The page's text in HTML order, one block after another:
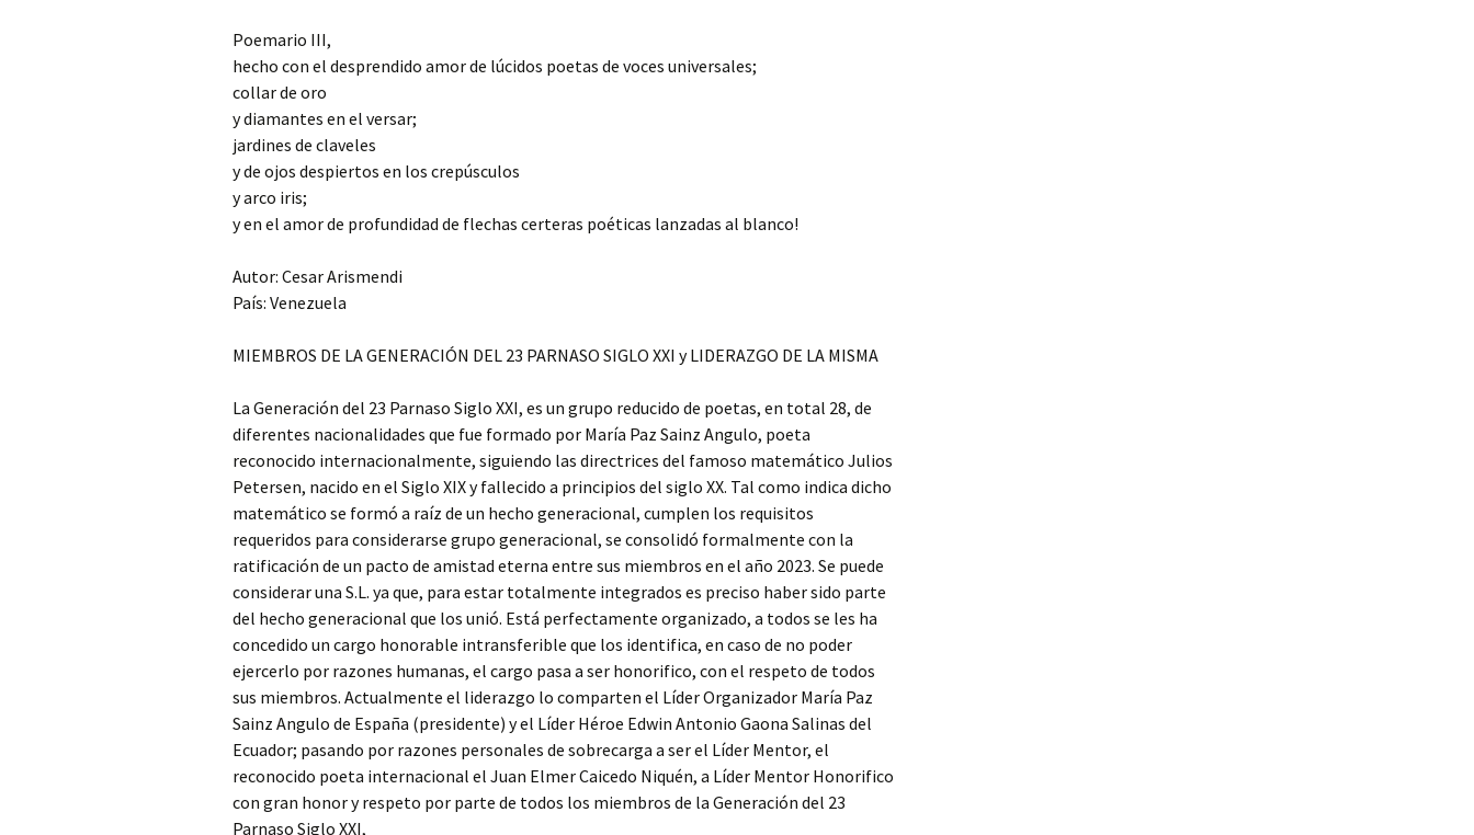
Poemario III,
hecho con el desprendido amor de lúcidos poetas de voces universales;
collar de oro
y diamantes en el versar;
jardines de claveles
y de ojos despiertos en los crepúsculos
y arco iris;
y en el amor de profundidad de flechas certeras poéticas lanzadas al blanco!
Autor: Cesar Arismendi
País: Venezuela
MIEMBROS DE LA GENERACIÓN DEL 23 PARNASO SIGLO XXI y LIDERAZGO DE LA MISMA
La Generación del 23 Parnaso Siglo XXI, es un grupo reducido de poetas, en total 28, de
diferentes nacionalidades que fue formado por María Paz Sainz Angulo, poeta
reconocido internacionalmente, siguiendo las directrices del famoso matemático Julios
Petersen, nacido en el Siglo XIX y fallecido a principios del siglo XX. Tal como indica dicho
matemático se formó a raíz de un hecho generacional, cumplen los requisitos
requeridos para considerarse grupo generacional, se consolidó formalmente con la
ratificación de un pacto de amistad eterna entre sus miembros en el año 2023. Se puede
considerar una S.L. ya que, para estar totalmente integrados es preciso haber sido parte
del hecho generacional que los unió. Está perfectamente organizado, a todos se les ha
concedido un cargo honorable intransferible que los identifica, en caso de no poder
ejercerlo por razones humanas, el cargo pasa a ser honorifico, con el respeto de todos
sus miembros. Actualmente el liderazgo lo comparten el Líder Organizador María Paz
Sainz Angulo de España (presidente) y el Líder Héroe Edwin Antonio Gaona Salinas del
Ecuador; pasando por razones personales de sobrecarga a ser el Líder Mentor, el
reconocido poeta internacional el Juan Elmer Caicedo Niquén, a Líder Mentor Honorifico
con gran honor y respeto por parte de todos los miembros de la Generación del 23
Parnaso Siglo XXI,